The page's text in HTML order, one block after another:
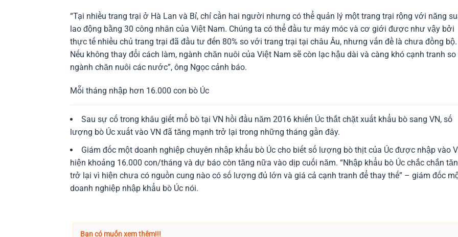
“Tại nhiều trang trại ở Hà Lan và Bỉ, chỉ cần hai người nhưng có thể quản lý một trang trại rộng với năng
lao động bằng 30 công nhân của Việt Nam. Chúng ta có thể đầu tư máy móc và cơ giới được như vậy bởi
thực tế nhiều chủ trang trại đã đầu tư đến 80% so với trang trại tại châu Âu, nhưng vấn đề là chưa đồng bộ.
Nếu không thay đổi cách làm, ngành chăn nuôi của Việt Nam sẽ còn lạc hậu dài và càng khó cạnh tranh
ngành chăn nuôi các nước”, ông Ngọc cảnh báo.
Mỗi tháng nhập hơn 16.000 con bò Úc
Sau sự cố trong khâu giết mổ bò tại VN hồi đầu năm 2016 khiến Úc thắt chặt xuất khẩu bò sang VN, số
lượng bò Úc xuất vào VN đã tăng mạnh trở lại trong những tháng gần đây.
Giám đốc một doanh nghiệp chuyên nhập khẩu bò Úc cho biết số lượng bò thịt của Úc được nhập vào
hiện khoảng 16.000 con/tháng và dự báo còn tăng nữa vào dịp cuối năm. “Nhập khẩu bò Úc chắc chắn
trở lại vì hiện chưa có nguồn cung nào có số lượng đủ lớn và giá cả cạnh tranh để thay thế” – giám đốc
doanh nghiệp nhập khẩu bò Úc nói.
Bạn có muốn xem thêm!!!